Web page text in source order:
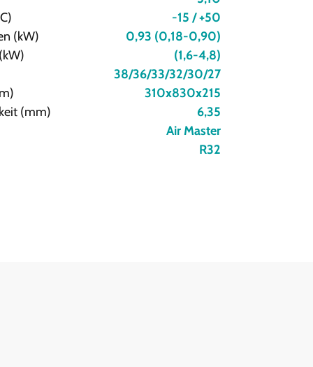
-15 / +50
(kW)
0,93 (0,18-0,90)
(1,6-4,8)
38/36/33/32/30/27
310x830x215
(mm)
6,35
Air Master
R32